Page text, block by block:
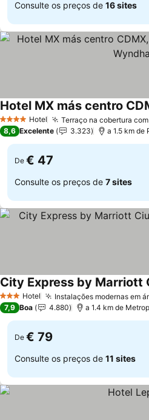
Consulte os preços de 16 sites
4 EstrelasHotel Terraço na cobertura
8,6 Excelente 3.323 a 1.5 km de
De € 47
Consulte os preços de 7 sites
3 EstrelasHotel Instalações modernas em
7,9 Boa 4.880 a 1.4 km de
De € 79
Consulte os preços de 11 sites